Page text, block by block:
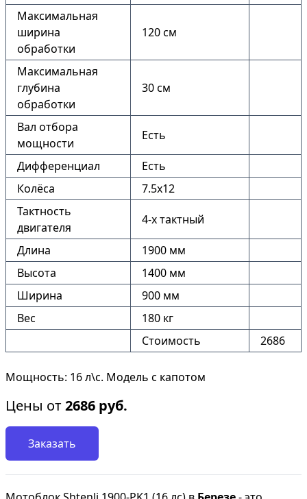
Максимальная
ширина
обработки
120 см
Максимальная
глубина
обработки
30 см
Вал отбора
мощности
Есть
Дифференциал
Есть
Колёса
7.5х12
Тактность
двигателя
4-х тактный
Длина
1900 мм
Высота
1400 мм
Ширина
900 мм
Вес
180 кг
Стоимость
2686
Мощность: 16 л\с. Модель с капотом
Цены от2686 руб.
Заказать